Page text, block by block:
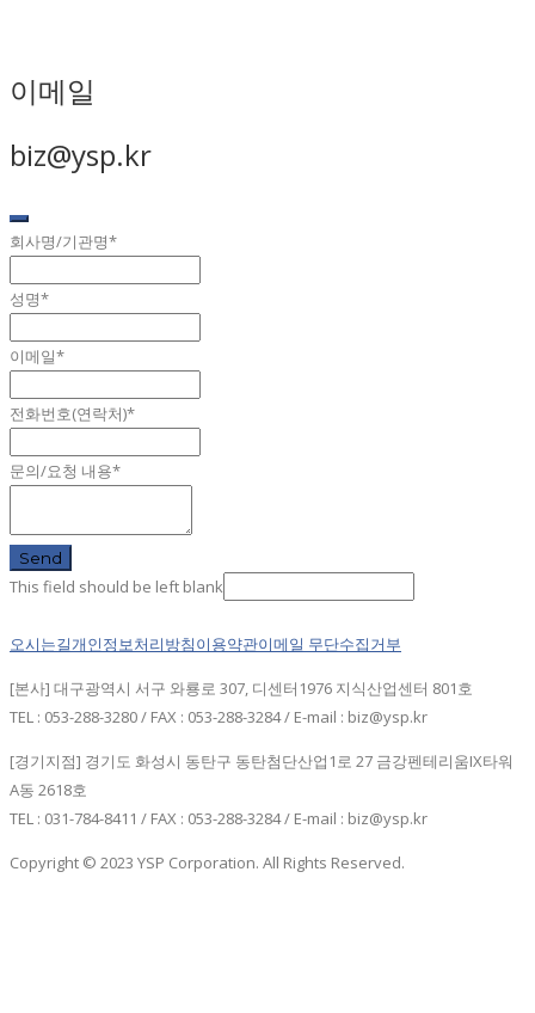
이메일
biz@ysp.kr
회사명/기관명*
성명*
이메일*
전화번호(연락처)*
문의/요청 내용*
Send
This field should be left blank
오시는길개인정보처리방침이용약관이메일 무단수집거부
[본사] 대구광역시 서구 와룡로 307, 디센터1976 지식산업센터 801호
TEL : 053-288-3280 / FAX : 053-288-3284 / E-mail : biz@ysp.kr
[경기지점] 경기도 화성시 동탄구 동탄첨단산업1로 27 금강펜테리움IX타워
A동 2618호
TEL : 031-784-8411 / FAX : 053-288-3284 / E-mail : biz@ysp.kr
Copyright © 2023 YSP Corporation. All Rights Reserved.